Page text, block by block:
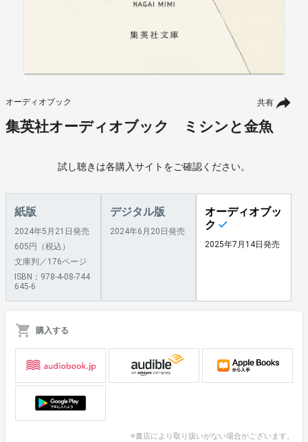
共有
オーディオブック
集英社オーディオブック ミシンと金魚
試し聴きは各購入サイトをご確認ください。
紙版
2024年5月21日発売
605円（税込）
文庫判／176ページ
ISBN：978-4-08-744
645-6
デジタル版
2024年6月20日発売
オーディオブッ
ク
2025年7月14日発売
購入する
※書店により取り扱いがない場合がございます。